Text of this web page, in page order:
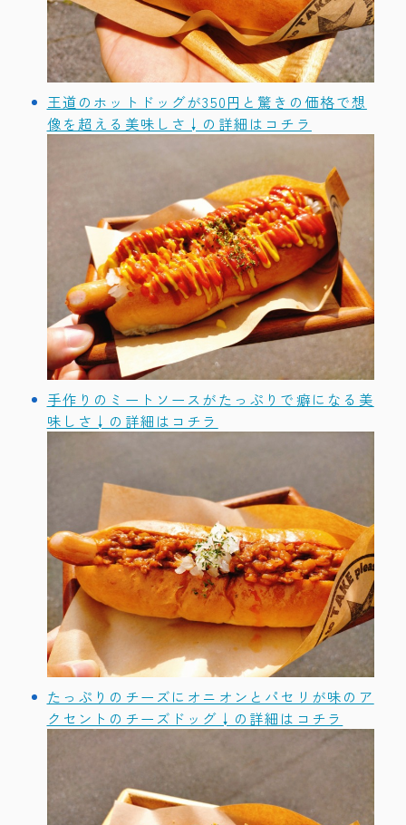
王道のホットドッグが350円と驚きの価格で想
像を超える美味しさ↓の詳細はコチラ
手作りのミートソースがたっぷりで癖になる美
味しさ↓の詳細はコチラ
たっぷりのチーズにオニオンとパセリが味のア
クセントのチーズドッグ↓の詳細はコチラ